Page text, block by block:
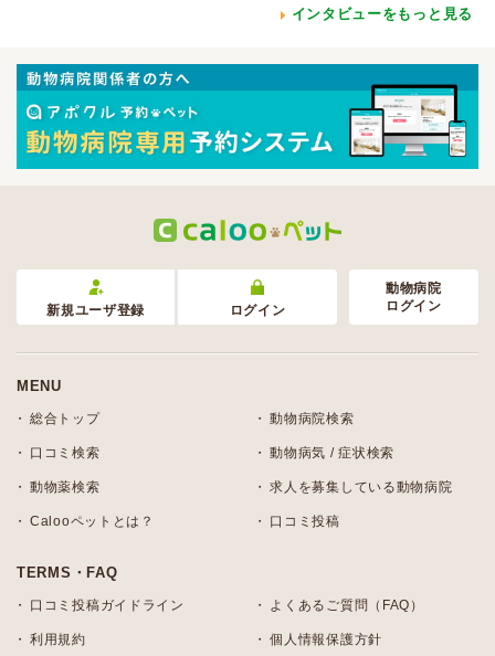
インタビューをもっと見る
新規ユーザ登録 ログイン
動物病院
ログイン
MENU
総合トップ 動物病院検索
口コミ検索 動物病気 / 症状検索
動物薬検索 求人を募集している動物病院
Calooペットとは？ 口コミ投稿
TERMS・FAQ
口コミ投稿ガイドライン よくあるご質問（FAQ）
利用規約 個人情報保護方針